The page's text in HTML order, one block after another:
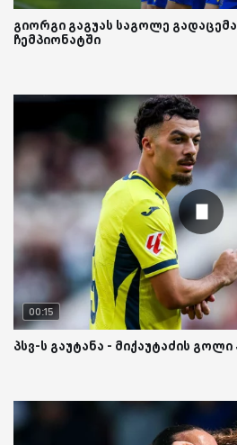
გიორგი გაგუას საგოლე
ჩემპიონატში
00:15
პსვ-ს გაუტანა - მიქაუტაძის